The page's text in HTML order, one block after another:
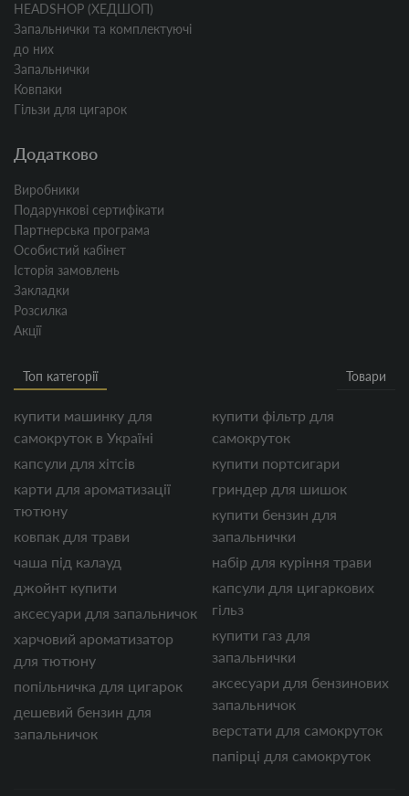
HEADSHOP (ХЕДШОП)
Запальнички та комплектуючі
до них
Запальнички
Ковпаки
Гільзи для цигарок
Додатково
Виробники
Подарункові сертифікати
Партнерська програма
Особистий кабінет
Історія замовлень
Закладки
Розсилка
Акції
Топ категорії Товари
купити машинку для
самокруток в Україні
капсули для хітсів
карти для ароматизації
тютюну
ковпак для трави
чаша під калауд
джойнт купити
аксесуари для запальничок
харчовий ароматизатор
для тютюну
попільничка для цигарок
дешевий бензин для
запальничок
купити фільтр для
самокруток
купити портсигари
гриндер для шишок
купити бензин для
запальнички
набір для куріння трави
капсули для цигаркових
гільз
купити газ для
запальнички
аксесуари для бензинових
запальничок
верстати для самокруток
папірці для самокруток